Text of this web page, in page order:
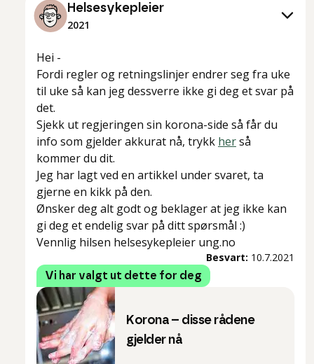
Helsesykepleier
2021
Hei -
Fordi regler og retningslinjer endrer seg fra uke
til uke så kan jeg dessverre ikke gi deg et svar på
det.
Sjekk ut regjeringen sin korona-side så får du
info som gjelder akkurat nå, trykk herså
kommer du dit.
Jeg har lagt ved en artikkel under svaret, ta
gjerne en kikk på den.
Ønsker deg alt godt og beklager at jeg ikke kan
gi deg et endelig svar på ditt spørsmål :)
Vennlig hilsen helsesykepleier ung.no
Besvart: 10.7.2021
Vi har valgt ut dette for deg
Korona – disse rådene
gjelder nå